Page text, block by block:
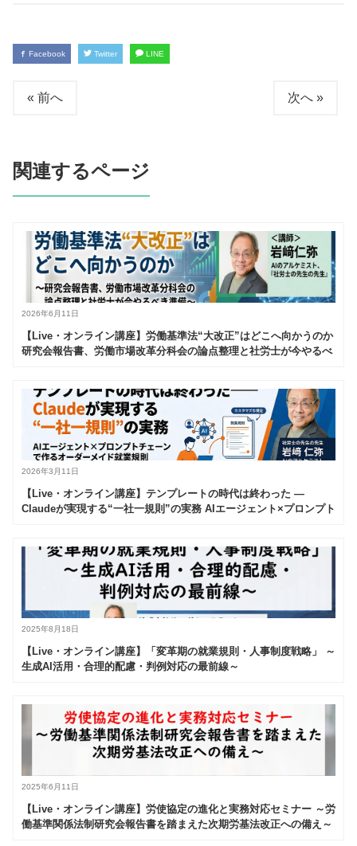
Facebook Twitter LINE
« 前へ 次へ »
関連するページ
2026年6月11日
【Live・オンライン講座】労働基準法“大改正”はどこへ向かうのか
研究会報告書、労働市場改革分科会の論点整理と社労士が今やるべ
2026年3月11日
【Live・オンライン講座】テンプレートの時代は終わった —
Claudeが実現する“一社一規則”の実務 AIエージェント×プロンプト
2025年8月18日
【Live・オンライン講座】「変革期の就業規則・人事制度戦略」 ～
生成AI活用・合理的配慮・判例対応の最前線～
2025年6月11日
【Live・オンライン講座】労使協定の進化と実務対応セミナー ～労
働基準関係法制研究会報告書を踏まえた次期労基法改正への備え～